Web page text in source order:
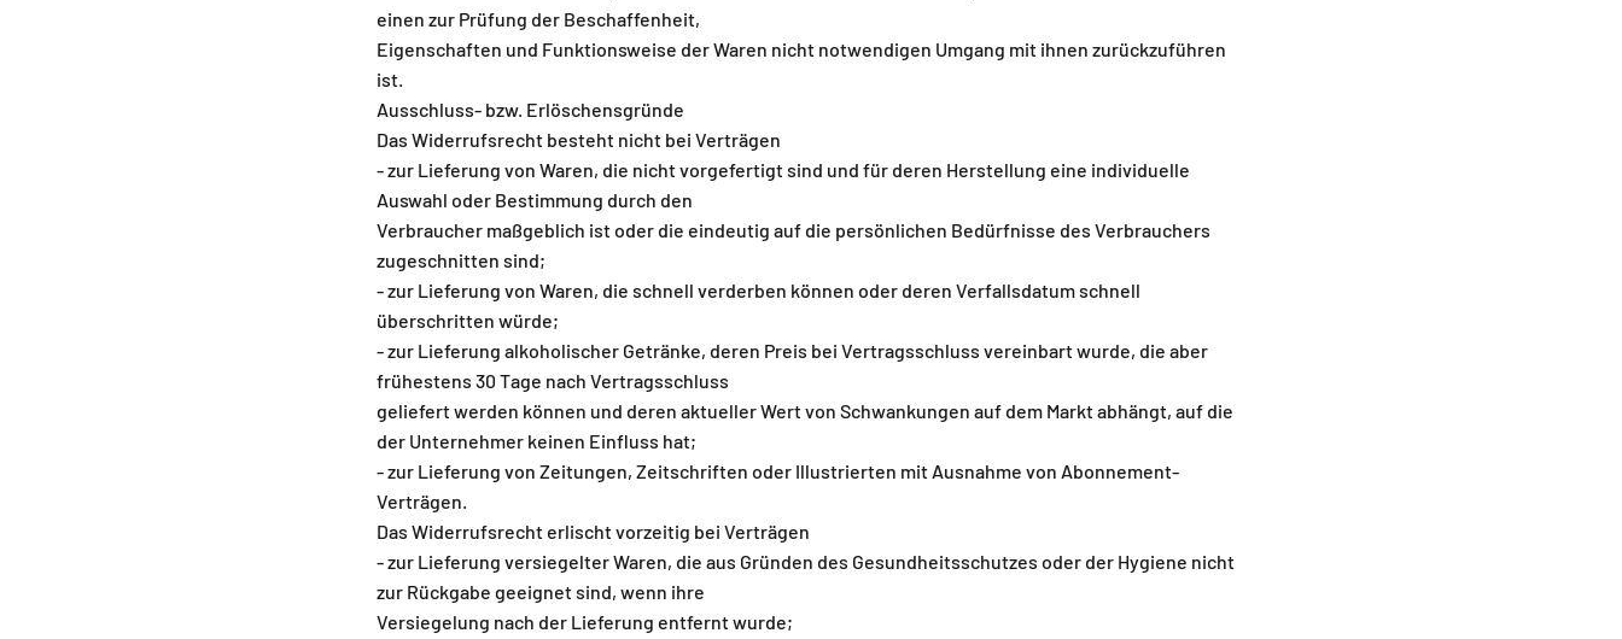
einen zur Prüfung der Beschaffenheit,
Eigenschaften und Funktionsweise der Waren nicht notwendigen Umgang mit ihnen zurückzuführen
ist.
Ausschluss- bzw. Erlöschensgründe
Das Widerrufsrecht besteht nicht bei Verträgen
- zur Lieferung von Waren, die nicht vorgefertigt sind und für deren Herstellung eine individuelle
Auswahl oder Bestimmung durch den
Verbraucher maßgeblich ist oder die eindeutig auf die persönlichen Bedürfnisse des Verbrauchers
zugeschnitten sind;
- zur Lieferung von Waren, die schnell verderben können oder deren Verfallsdatum schnell
überschritten würde;
- zur Lieferung alkoholischer Getränke, deren Preis bei Vertragsschluss vereinbart wurde, die aber
frühestens 30 Tage nach Vertragsschluss
geliefert werden können und deren aktueller Wert von Schwankungen auf dem Markt abhängt, auf die
der Unternehmer keinen Einfluss hat;
- zur Lieferung von Zeitungen, Zeitschriften oder Illustrierten mit Ausnahme von Abonnement-
Verträgen.
Das Widerrufsrecht erlischt vorzeitig bei Verträgen
- zur Lieferung versiegelter Waren, die aus Gründen des Gesundheitsschutzes oder der Hygiene nicht
zur Rückgabe geeignet sind, wenn ihre
Versiegelung nach der Lieferung entfernt wurde;